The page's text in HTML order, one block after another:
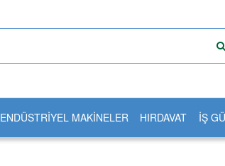
ENDÜSTRİYEL MAKİNELER HIRDAVAT İŞ